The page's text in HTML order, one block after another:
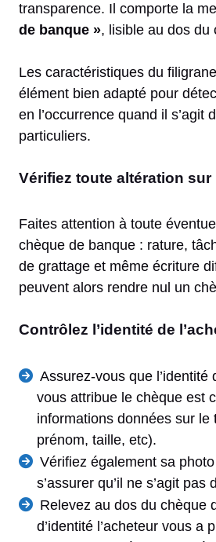
transparence. Il comporte la
de banque », lisible au dos du
Les caractéristiques du
élément bien adapté pour
en l’occurrence quand il s’agit
particuliers.
Vérifiez toute altération sur
Faites attention à toute
chèque de banque : rature,
de grattage et même écriture
peuvent alors rendre nul un
Contrôlez l’identité de
Assurez-vous que l’identité
vous attribue le chèque est
informations données sur le
prénom, taille, etc).
Vérifiez également sa
s’assurer qu’il ne s’agit pas
Relevez au dos du chèque
d’identité l’acheteur vous a